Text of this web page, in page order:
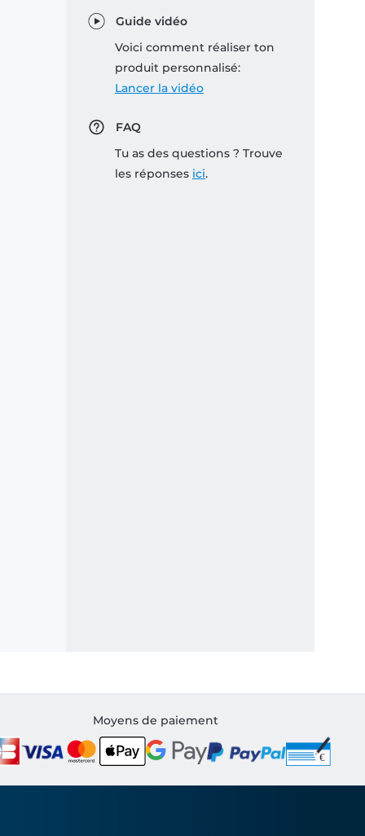
Guide vidéo
Voici comment réaliser ton
produit personnalisé:
Lancer la vidéo
FAQ
Tu as des questions ? Trouve
les réponses ici.
Moyens de paiement